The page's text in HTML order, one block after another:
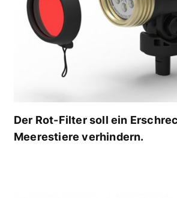
Der Rot-Filter soll ein
Meerestiere verhindern.